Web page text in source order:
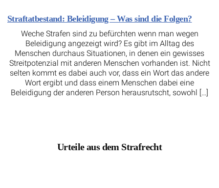
Straftatbestand: Beleidigung – Was sind die Folgen?
Weche Strafen sind zu befürchten wenn man wegen
Beleidigung angezeigt wird? Es gibt im Alltag des
Menschen durchaus Situationen, in denen ein gewisses
Streitpotenzial mit anderen Menschen vorhanden ist. Nicht
selten kommt es dabei auch vor, dass ein Wort das andere
Wort ergibt und dass einem Menschen dabei eine
Beleidigung der anderen Person herausrutscht, sowohl […]
Urteile aus dem Strafrecht